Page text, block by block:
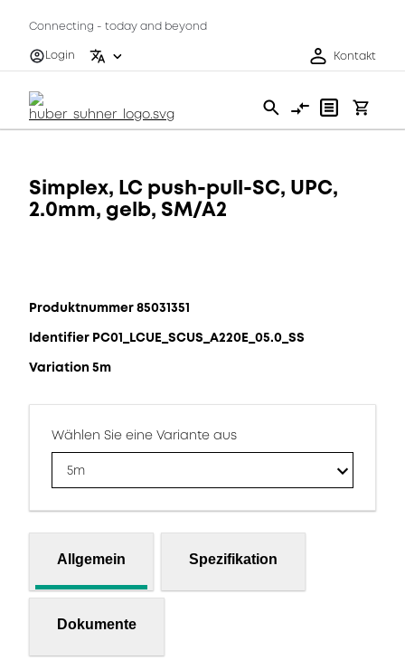
Connecting - today and beyond
Login
Kontakt
Simplex, LC push-pull-SC, UPC,
2.0mm, gelb, SM/A2
Produktnummer 85031351
Identifier PC01_LCUE_SCUS_A220E_05.0_SS
Variation 5m
Wählen Sie eine Variante aus
5m
Allgemein Spezifikation
Dokumente